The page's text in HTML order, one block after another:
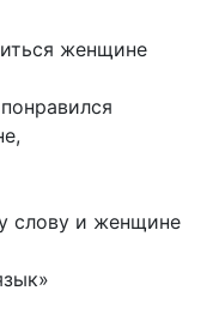
женщине
слову и женщине